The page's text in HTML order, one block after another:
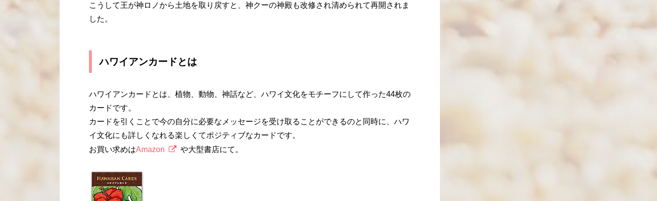
こうして王が神ロノから土地を取り戻すと、神クーの神殿も改修され清められて再開されま
した。
ハワイアンカードとは
ハワイアンカードとは、植物、動物、神話など、ハワイ文化をモチーフにして作った44枚の
カードです。
カードを引くことで今の自分に必要なメッセージを受け取ることができるのと同時に、ハワ
イ文化にも詳しくなれる楽しくてポジティブなカードです。
お買い求めはAmazon や大型書店にて。